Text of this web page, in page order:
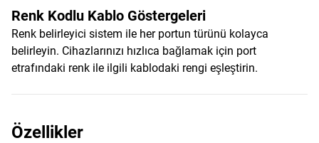
Renk Kodlu Kablo Göstergeleri
Renk belirleyici sistem ile her portun türünü kolayca
belirleyin. Cihazlarınızı hızlıca bağlamak için port
etrafındaki renk ile ilgili kablodaki rengi eşleştirin.
Özellikler